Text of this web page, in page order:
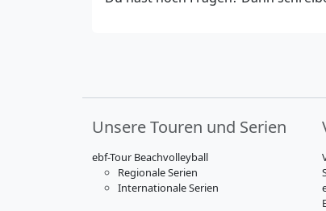
Unsere Touren und Serien
ebf-Tour Beachvolleyball
Regionale Serien
Internationale Serien